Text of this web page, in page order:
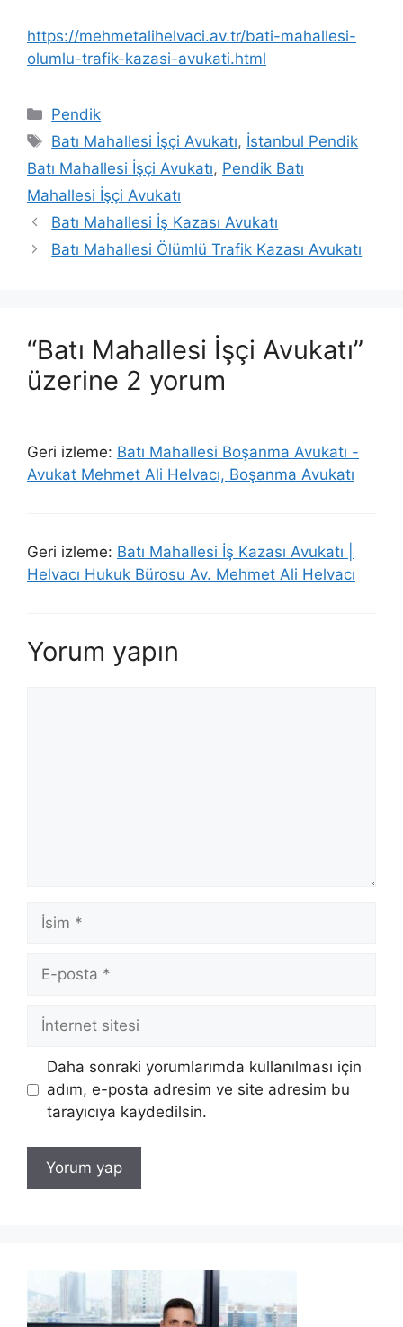
https://mehmetalihelvaci.av.tr/bati-mahallesi-
olumlu-trafik-kazasi-avukati.html
Kategoriler
Pendik
Etiketler
Batı Mahallesi İşçi Avukatı, İstanbul Pendik
Batı Mahallesi İşçi Avukatı, Pendik Batı
Mahallesi İşçi Avukatı
Batı Mahallesi İş Kazası Avukatı
Batı Mahallesi Ölümlü Trafik Kazası Avukatı
“Batı Mahallesi İşçi Avukatı”
üzerine 2 yorum
Geri izleme: Batı Mahallesi Boşanma Avukatı -
Avukat Mehmet Ali Helvacı, Boşanma Avukatı
Geri izleme: Batı Mahallesi İş Kazası Avukatı |
Helvacı Hukuk Bürosu Av. Mehmet Ali Helvacı
Yorum yapın
İsim
posta
İnternet
Daha sonraki yorumlarımda kullanılması için
adım, e-posta adresim ve site adresim bu
tarayıcıya kaydedilsin.